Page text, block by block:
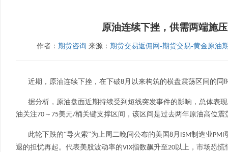
原油连续下挫，供需两端施
作者： 期货咨询 来源： 期货交易返佣网-期货交易-黄金原油
近期，原油连续下挫，在下破8月以来构筑的横盘震荡区间的同
据分析，原油盘面近期持续受到短线突发事件的影响，总体表
油关注70 ～ 75美元/桶关键支撑区间，该区间是过去两年原油高位
此轮下跌的“导火索”为上周二晚间公布的美国 8月 ISM制造业PMI
退的担忧再起。代表美股波动率的VIX指数飙升至20以上，市场恐慌